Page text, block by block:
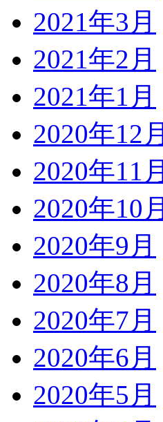
2021年3月
2021年2月
2021年1月
2020年12月
2020年11月
2020年10月
2020年9月
2020年8月
2020年7月
2020年6月
2020年5月